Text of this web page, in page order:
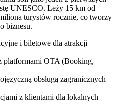
UNESCO. Leży 15 km od
turystów rocznie, co tworzy
biznesu.
i biletowe dla atrakcji
platformami OTA (Booking,
obsługą zagranicznych
z klientami dla lokalnych